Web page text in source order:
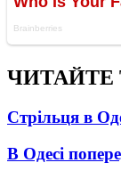
ЧИТАЙТЕ
Стрільця в
В Одесі